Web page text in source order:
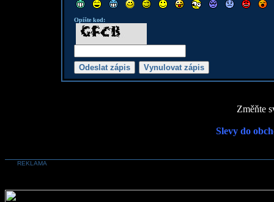
Opište kod:
Změňte
Slevy do
REKLAMA